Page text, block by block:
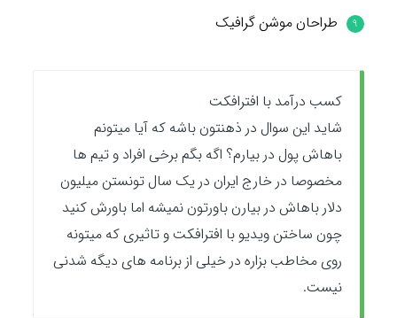
طراحان موشن گرافیک
کسب درآمد با افترافکت
شاید این سوال در ذهنتون باشه که آیا میتونم
باهاش پول در بیارم؟ اگه بگم برخی افراد و تیم ها
مخصوصا در خارج ایران در یک سال تونستن میلیون
دلار باهاش در بیارن باورتون نمیشه اما باورش کنید
چون ساختن ویدیو با افترافکت و تاثیری که میتونه
روی مخاطب بزاره در خیلی از برنامه های دیگه شدنی
نیست.